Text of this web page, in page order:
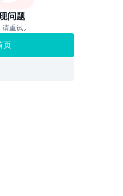
问题
重试。
页